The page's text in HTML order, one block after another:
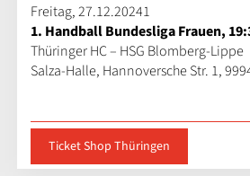
Freitag, 27.12.20241
1. Handball Bundesliga Frauen,
Thüringer HC – HSG Blomberg-Lippe
Salza-Halle, Hannoversche Str. 1,
Ticket Shop Thüringen